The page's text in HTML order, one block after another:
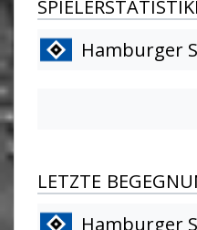
Hamburger
LETZTE
Hamburger